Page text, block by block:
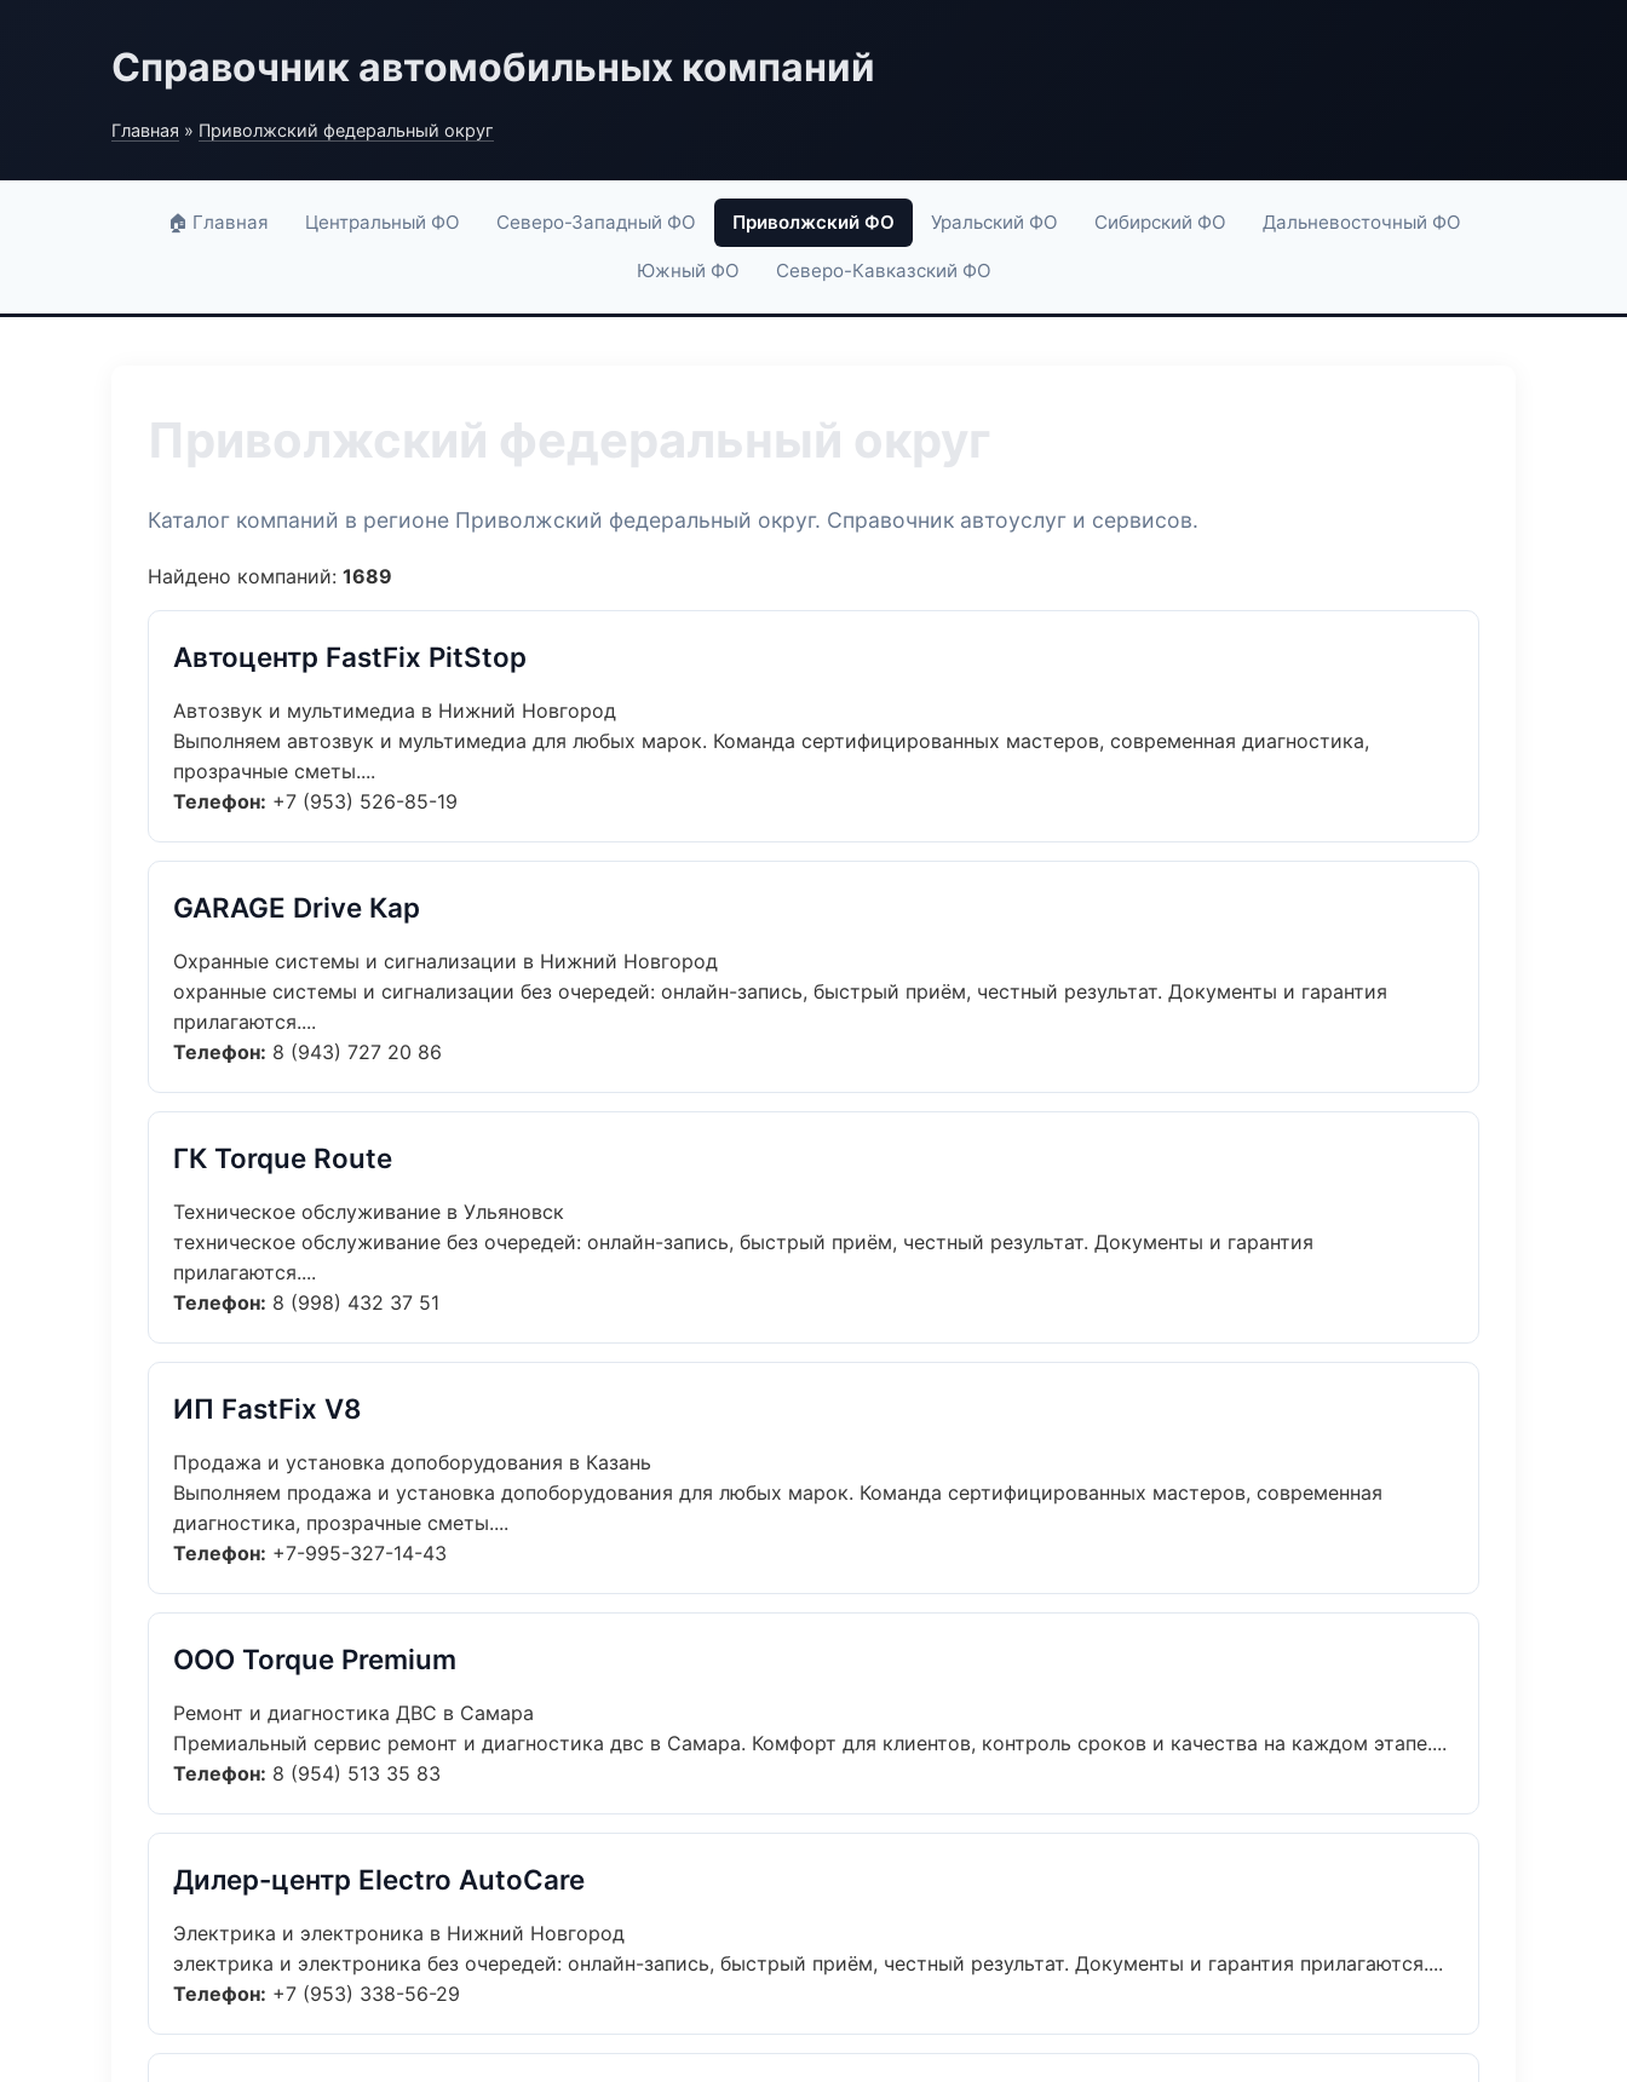
Справочник автомобильных компаний
Главная » Приволжский федеральный округ
🏠 Главная Центральный ФО Северо-Западный ФО Приволжский ФО Уральский ФО Сибирский ФО Дальневосточный ФО
Южный ФО Северо-Кавказский ФО
Приволжский федеральный округ
Каталог компаний в регионе Приволжский федеральный округ. Справочник автоуслуг и сервисов.
Найдено компаний: 1689
Автоцентр FastFix PitStop
Автозвук и мультимедиа в Нижний Новгород
Выполняем автозвук и мультимедиа для любых марок. Команда сертифицированных мастеров, современная диагностика,
прозрачные сметы....
Телефон: +7 (953) 526-85-19
GARAGE Drive Кар
Охранные системы и сигнализации в Нижний Новгород
охранные системы и сигнализации без очередей: онлайн-запись, быстрый приём, честный результат. Документы и гарантия
прилагаются....
Телефон: 8 (943) 727 20 86
ГК Torque Route
Техническое обслуживание в Ульяновск
техническое обслуживание без очередей: онлайн-запись, быстрый приём, честный результат. Документы и гарантия
прилагаются....
Телефон: 8 (998) 432 37 51
ИП FastFix V8
Продажа и установка допоборудования в Казань
Выполняем продажа и установка допоборудования для любых марок. Команда сертифицированных мастеров, современная
диагностика, прозрачные сметы....
Телефон: +7-995-327-14-43
ООО Torque Premium
Ремонт и диагностика ДВС в Самара
Премиальный сервис ремонт и диагностика двс в Самара. Комфорт для клиентов, контроль сроков и качества на каждом этапе....
Телефон: 8 (954) 513 35 83
Дилер-центр Electro AutoCare
Электрика и электроника в Нижний Новгород
электрика и электроника без очередей: онлайн-запись, быстрый приём, честный результат. Документы и гарантия прилагаются....
Телефон: +7 (953) 338-56-29